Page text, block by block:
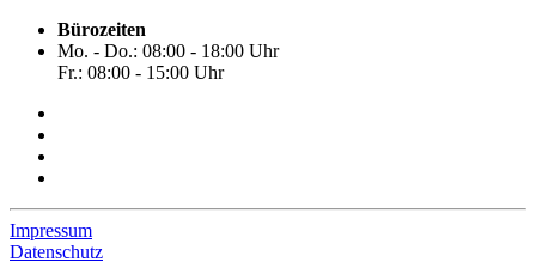
Bürozeiten
Mo. - Do.: 08:00 - 18:00 Uhr
Fr.: 08:00 - 15:00 Uhr
Impressum
Datenschutz